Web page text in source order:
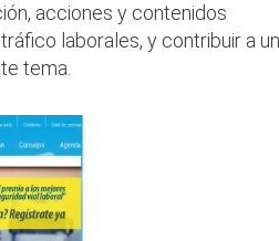
acciones y contenidos
laborales, y contribuir a
tema.